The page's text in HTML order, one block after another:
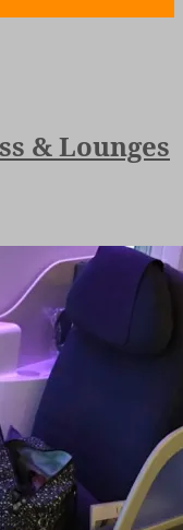
& Lounges